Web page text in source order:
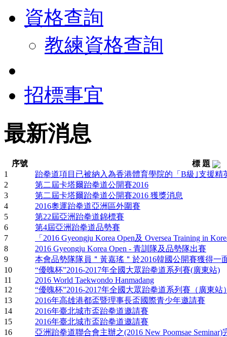
資格查詢
教練資格查詢
招標事宜
最新消息
序號
標 題
1
跆拳道項目已被納入為香港體育學院的「B級｣支援精
2
第二屆卡塔爾跆拳道公開賽2016
3
第二屆卡塔爾跆拳道公開賽2016 獲獎消息
4
2016奧運跆拳道亞洲區外圍賽
5
第22屆亞洲跆拳道錦標賽
6
第4屆亞洲跆拳道品勢賽
7
「2016 Gyeongju Korea Open及 Oversea Training in
8
2016 Gyeongju Korea Open - 青訓隊及品勢隊出賽
9
本會品勢隊隊員＂黃嘉瑤＂於2016韓國公開賽獲得一
10
“優魄杯”2016-2017年全國大眾跆拳道系列賽(廣東站)
11
2016 World Taekwondo Hanmadang
12
“優魄杯”2016-2017年全國大眾跆拳道系列賽（廣東站
13
2016年高雄港都盃暨理事長盃國際青少年邀請賽
14
2016年臺北城市盃跆拳道邀請賽
15
2016年臺北城市盃跆拳道邀請賽
16
亞洲跆拳道聯合會主辦之(2016 New Poomsae Seminar)